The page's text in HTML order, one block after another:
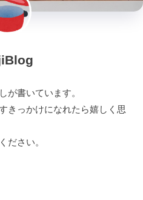
が書いています。
きっかけになれたら嬉しく思
ださい。